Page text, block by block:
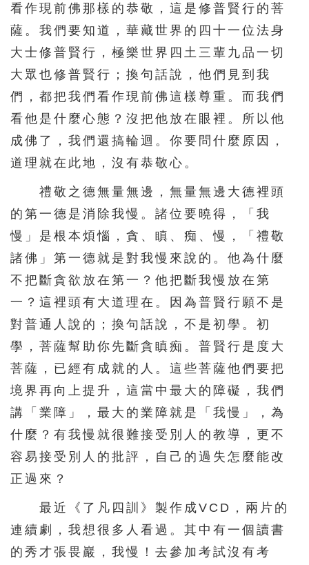
看作現前佛那樣的恭敬，這是修普賢行的菩
薩。我們要知道，華藏世界的四十一位法身
大士修普賢行，極樂世界四土三輩九品一切
大眾也修普賢行；換句話說，他們見到我
們，都把我們看作現前佛這樣尊重。而我們
看他是什麼心態？沒把他放在眼裡。所以他
成佛了，我們還搞輪迴。你要問什麼原因，
道理就在此地，沒有恭敬心。
禮敬之德無量無邊，無量無邊大德裡頭
的第一德是消除我慢。諸位要曉得，「我
慢」是根本煩惱，貪、瞋、痴、慢，「禮敬
諸佛」第一德就是對我慢來說的。他為什麼
不把斷貪欲放在第一？他把斷我慢放在第
一？這裡頭有大道理在。因為普賢行願不是
對普通人說的；換句話說，不是初學。初
學，菩薩幫助你先斷貪瞋痴。普賢行是度大
菩薩，已經有成就的人。這些菩薩他們要把
境界再向上提升，這當中最大的障礙，我們
講「業障」，最大的業障就是「我慢」，為
什麼？有我慢就很難接受別人的教導，更不
容易接受別人的批評，自己的過失怎麼能改
正過來？
最近《了凡四訓》製作成VCD，兩片的
連續劇，我想很多人看過。其中有一個讀書
的秀才張畏巖，我慢！去參加考試沒有考